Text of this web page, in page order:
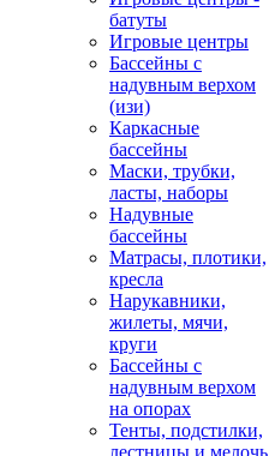
батуты
Игровые центры
Бассейны с
надувным верхом
(изи)
Каркасные
бассейны
Маски, трубки,
ласты, наборы
Надувные
бассейны
Матрасы, плотики,
кресла
Нарукавники,
жилеты, мячи,
круги
Бассейны с
надувным верхом
на опорах
Тенты, подстилки,
лестницы и мелочь